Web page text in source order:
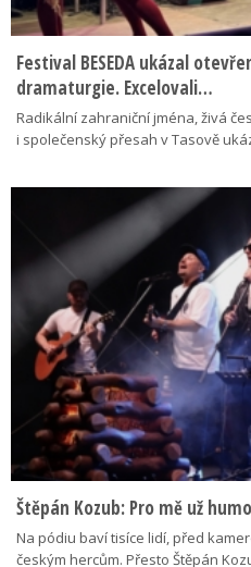
Festival BESEDA ukázal
dramaturgie. Excelovali…
Radikální zahraniční jména, živá
i společenský přesah v Tasově
Štěpán Kozub: Pro mě už
Na pódiu baví tisíce lidí, před
českým hercům. Přesto Štěpán